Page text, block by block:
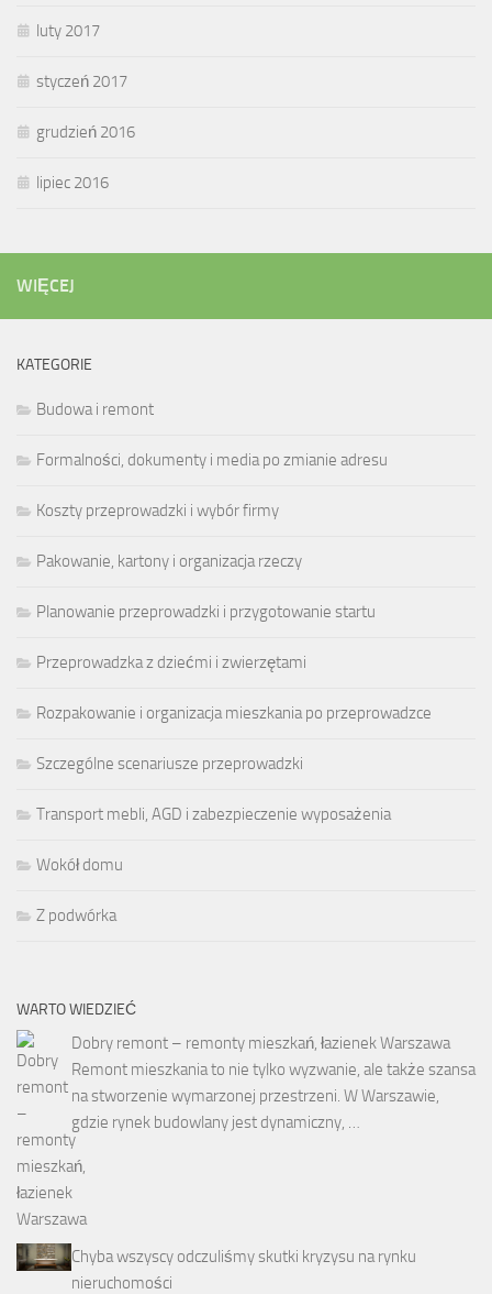
luty 2017
styczeń 2017
grudzień 2016
lipiec 2016
WIĘCEJ
KATEGORIE
Budowa i remont
Formalności, dokumenty i media po zmianie adresu
Koszty przeprowadzki i wybór firmy
Pakowanie, kartony i organizacja rzeczy
Planowanie przeprowadzki i przygotowanie startu
Przeprowadzka z dziećmi i zwierzętami
Rozpakowanie i organizacja mieszkania po przeprowadzce
Szczególne scenariusze przeprowadzki
Transport mebli, AGD i zabezpieczenie wyposażenia
Wokół domu
Z podwórka
WARTO WIEDZIEĆ
Dobry remont – remonty mieszkań, łazienek Warszawa
Remont mieszkania to nie tylko wyzwanie, ale także szansa
na stworzenie wymarzonej przestrzeni. W Warszawie,
gdzie rynek budowlany jest dynamiczny, …
Chyba wszyscy odczuliśmy skutki kryzysu na rynku
nieruchomości